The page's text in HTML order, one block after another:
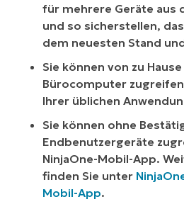
für mehrere Geräte aus
und so sicherstellen,
dem neuesten Stand
Sie können von zu
Bürocomputer
Ihrer üblichen
Sie können ohne
Endbenutzergeräte
NinjaOne-Mobil-App.
finden Sie unter
Mobil-App.